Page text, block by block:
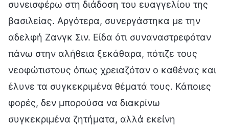
συνεισφέρω στη διάδοση του ευαγγελίου της
βασιλείας. Αργότερα, συνεργάστηκα με την
αδελφή Ζανγκ Σιν. Είδα ότι συναναστρεφόταν
πάνω στην αλήθεια ξεκάθαρα, πότιζε τους
νεοφώτιστους όπως χρειαζόταν ο καθένας και
έλυνε τα συγκεκριμένα θέματά τους. Κάποιες
φορές, δεν μπορούσα να διακρίνω
συγκεκριμένα ζητήματα, αλλά εκείνη